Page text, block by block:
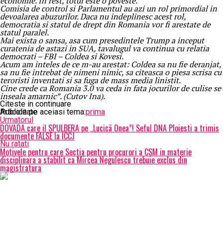
Comisia de control si Parlamentul au azi un rol primordial in
devoalarea abuzurilor. Daca nu indeplinesc acest rol,
democratia si statul de drept din Romania vor fi arestate de
statul paralel.
Mai exista o sansa, asa cum presedintele Trump a inceput
curatenia de astazi in SUA, tavalugul va continua cu relatia
democrati – FBI – Coldea si Kovesi.
Acum am inteles de ce m-au arestat: Coldea sa nu fie deranjat,
sa nu fie intrebat de nimeni nimic, sa citeasca o piesa scrisa cu
teroristi inventati si sa fuga de mass media linistit.
Cine crede ca Romania 3.0 va ceda in fata jocurilor de culise se
inseala amarnic”. (Cutov Ina).
Articole pe aceiasi tema:prima
Urmatorul
DOVADA care il SPULBERA pe „Lucicã Onea”! Seful DNA Ploiesti a trimis
documente FALSE la ICCJ
Nu ratati
Motivele pentru care Sectia pentru procurori a CSM in materie
disciplinara a stabilit ca Mircea Negulescu trebuie exclus din
magistratura
Citeste in continuare
Publicitate